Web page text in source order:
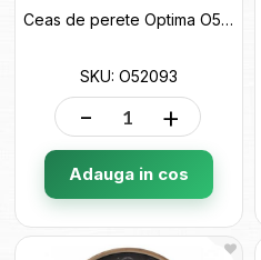
Ceas de perete Optima O52093
SKU: O52093
- +
Adauga in cos